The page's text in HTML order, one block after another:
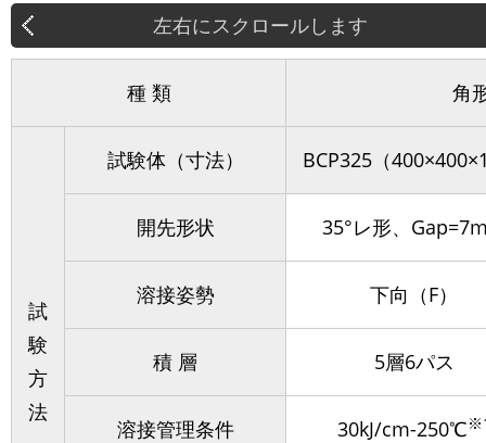
種 類 角
試
験
方
法
試験体（寸法） BCP325（
開先形状 35°レ形、
溶接姿勢 下向（F）
積 層 5層6パス
溶接管理条件 30kJ/cm-250℃